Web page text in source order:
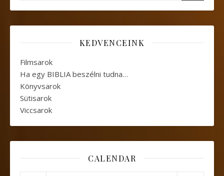
KEDVENCEINK
Filmsarok
Ha egy BIBLIA beszélni tudna…
Könyvsarok
Sütisarok
Viccsarok
CALENDAR